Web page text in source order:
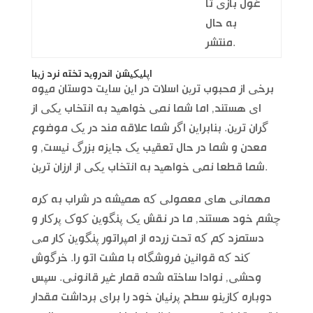
غول بازی تا
به حال
منتشر.
اپلیکیشن اندروید تخته نرد زیبا
برخی از محبوب ترین اسلات در این سایت دوستان میوه
ای هستند, اما شما نمی خواهید به انتخاب یکی از
گران ترین. بنابراین اگر شما علاقه مند در یک موضوع
معدن و شما در حال تعقیب یک جایزه بزرگ نیست, و
شما قطعا نمی خواهید به انتخاب یکی از ارزان ترین.
مهمانی های معمولی که همیشه در شراب به کره
چشم خود هستند, ما در نقش یک پنگوین کوک پرکار و
دستمزد کم که تحت زرده از امپراتور پنگوین کار می
کند که قوانین فروشگاه با مشت اتو را. خرگوش
وحشی, نوادا ساخته شده قمار غیر قانونی. سپس
دوباره کازینو سطح پرنیان خود را برای برداشت مقدار